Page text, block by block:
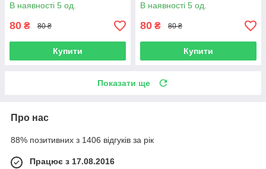
В наявності 5 од.
80 ₴ 80 ₴
Купити
В наявності 5 од.
80 ₴ 80 ₴
Купити
Показати ще
Про нас
88% позитивних з 1406 відгуків за рік
Працює з 17.08.2016